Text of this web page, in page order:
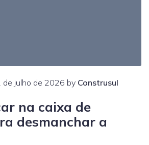
julho de 2026 by Construsul
na caixa de
desmanchar a